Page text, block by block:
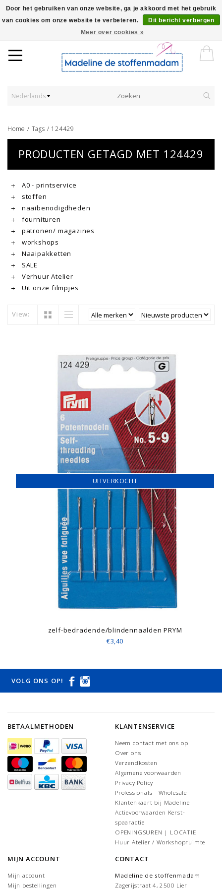
Worldwide Shipping - Onze stoffen worden verkocht per 10 cm.
Nederlands
Home / Tags / 124429
PRODUCTEN GETAGD MET 124429
A0 - printservice
stoffen
naaibenodigdheden
fournituren
patronen/ magazines
workshops
Naaipakketten
SALE
Verhuur Atelier
Uit onze filmpjes
View:
UITVERKOCHT
zelf-bedradende/blindennaalden PRYM
€3,40
VOLG ONS OP!
BETAALMETHODEN KLANTENSERVICE
Neem contact met ons op
Over ons
Verzendkosten
Algemene voorwaarden
Privacy Policy
Professionals - Wholesale
Klantenkaart bij Madeline
Actievoorwaarden Kerst-
spaaractie
OPENINGSUREN | LOCATIE
Huur Atelier / Workshopruimte
MIJN ACCOUNT
Mijn account
Mijn bestellingen
CONTACT
Madeline de stoffenmadam
Zagerijstraat 4, 2500 Lier
Door het gebruiken van onze website, ga je akkoord met het gebruik
van cookies om onze website te verbeteren.
Dit bericht verbergen
Meer over cookies »